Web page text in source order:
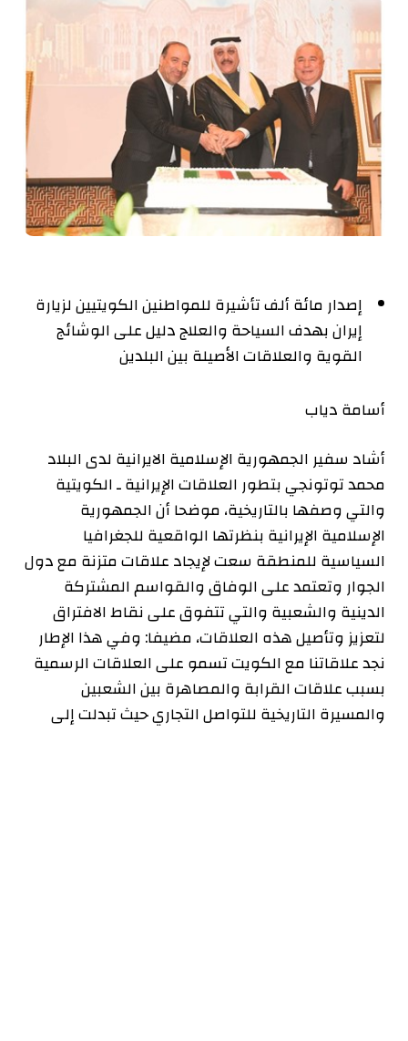
إصدار مائة ألف تأشيرة للمواطنين الكويتيين لزيارة
إيران بهدف السياحة والعلاج دليل على الوشائج
القوية والعلاقات الأصيلة بين البلدين
أسامة دياب
أشاد سفير الجمهورية الإسلامية الايرانية لدى البلاد
محمد توتونجي بتطور العلاقات الإيرانية ـ الكويتية
والتي وصفها بالتاريخية، موضحا أن الجمهورية
الإسلامية الإيرانية بنظرتها الواقعية للجغرافيا
السياسية للمنطقة سعت لإيجاد علاقات متزنة مع دول
الجوار وتعتمد على الوفاق والقواسم المشتركة
الدينية والشعبية والتي تتفوق على نقاط الافتراق
لتعزيز وتأصيل هذه العلاقات، مضيفا: وفي هذا الإطار
نجد علاقاتنا مع الكويت تسمو على العلاقات الرسمية
بسبب علاقات القرابة والمصاهرة بين الشعبين
والمسيرة التاريخية للتواصل التجاري حيث تبدلت إلى